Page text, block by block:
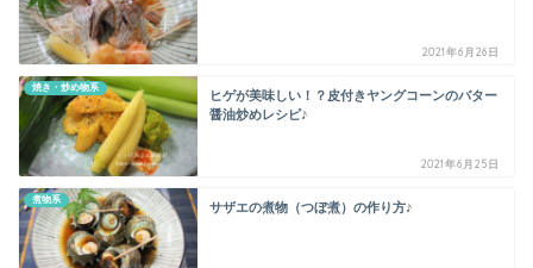
2021年6月26日
焼き・炒め物系
ヒゲが美味しい！？皮付きヤングコーンのバター
醤油炒めレシピ♪
2021年6月25日
煮物系
サザエの煮物（つぼ煮）の作り方♪